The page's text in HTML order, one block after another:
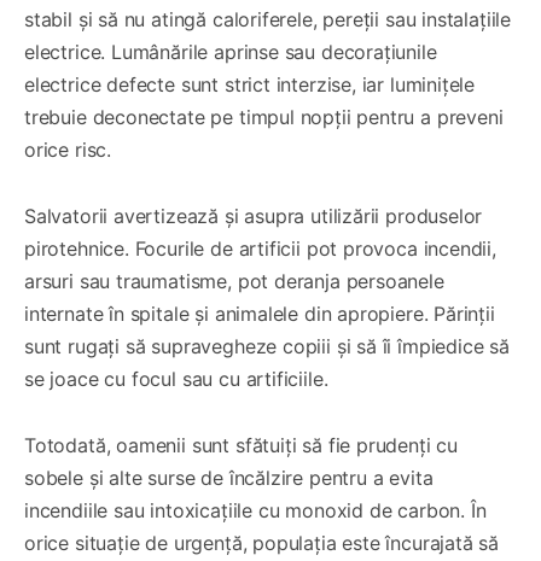
stabil și să nu atingă caloriferele, pereții sau instalațiile
electrice. Lumânările aprinse sau decorațiunile
electrice defecte sunt strict interzise, iar luminițele
trebuie deconectate pe timpul nopții pentru a preveni
orice risc.
Salvatorii avertizează și asupra utilizării produselor
pirotehnice. Focurile de artificii pot provoca incendii,
arsuri sau traumatisme, pot deranja persoanele
internate în spitale și animalele din apropiere. Părinții
sunt rugați să supravegheze copiii și să îi împiedice să
se joace cu focul sau cu artificiile.
Totodată, oamenii sunt sfătuiți să fie prudenți cu
sobele și alte surse de încălzire pentru a evita
incendiile sau intoxicațiile cu monoxid de carbon. În
orice situație de urgență, populația este încurajată să